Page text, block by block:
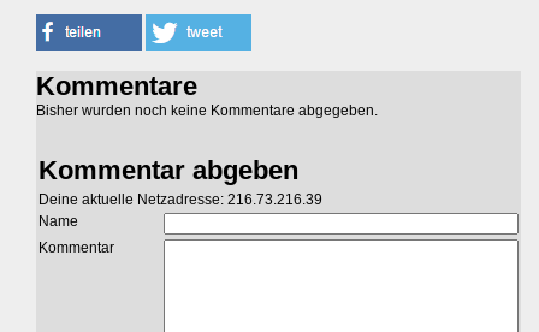
Kommentare
Bisher wurden noch keine Kommentare abgegeben.
Kommentar abgeben
Deine aktuelle Netzadresse: 216.73.216.39
Name
Kommentar